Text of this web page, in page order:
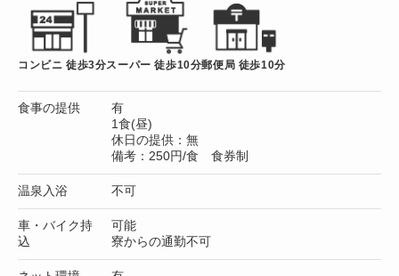
コンビニ 徒歩3分スーパー 徒歩10分郵便局 徒歩10分
食事の提供
有
1食(昼)
休日の提供：無
備考：250円/食 食券制
温泉入浴 不可
車・バイク持
込
可能
寮からの通勤不可